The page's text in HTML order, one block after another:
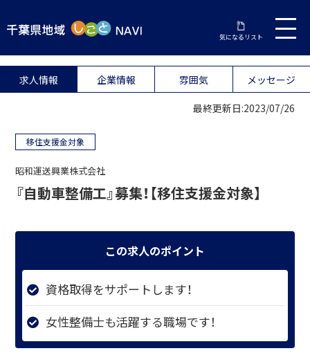
気になるリスト
求人情報 企業情報 雰囲気 メッセージ
最終更新日:2023/07/26
移住支援金対象
昭和運送興業株式会社
『自動車整備工』募集！【移住支援金対象】
この求人のポイント
資格取得をサポートします！
女性整備士も活躍する職場です！